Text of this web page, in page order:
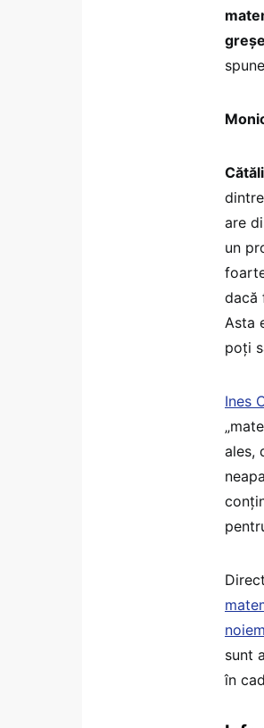
are
un
dacă
Asta
poți
Ines
ales,
sunt
în